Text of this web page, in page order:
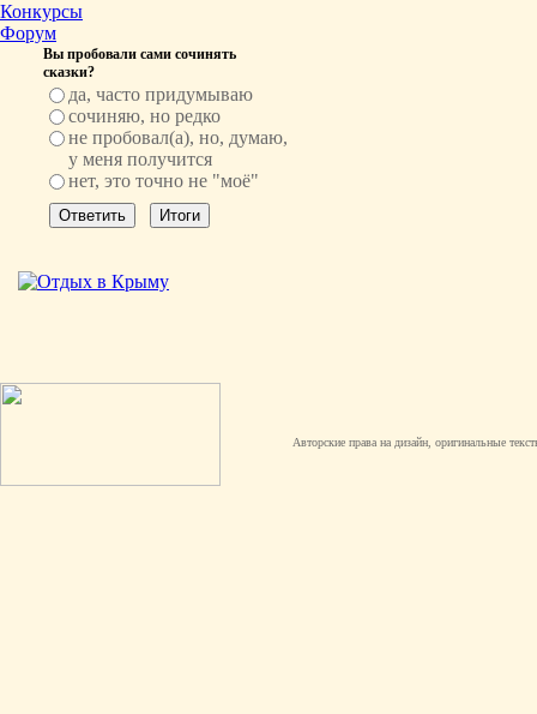
Конкурсы
Форум
Вы пробовали сами сочинять
сказки?
да, часто придумываю
сочиняю, но редко
не пробовал(а), но, думаю,
у меня получится
нет, это точно не "моё"
Авторские права на дизайн, оригинальные